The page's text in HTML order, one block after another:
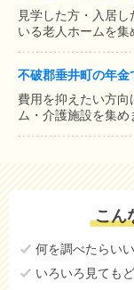
見学した方・入居
いる老人ホームを集
不破郡垂井町の年
費用を抑えたい方
ム・介護施設を集め
こん
何を調べたらい
いろいろ見ても